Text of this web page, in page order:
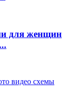
для женщин